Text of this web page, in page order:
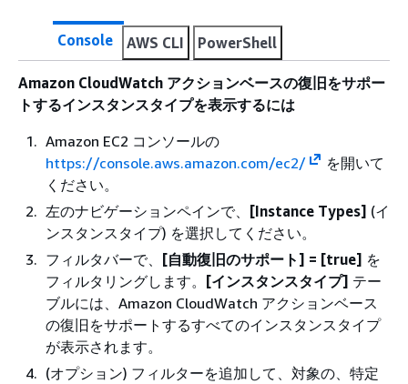
Console AWS CLI PowerShell
Amazon CloudWatch アクションベースの復旧をサポー
トするインスタンスタイプを表示するには
Amazon EC2 コンソールの
https://console.aws.amazon.com/ec2/
を開いて
ください。
左のナビゲーションペインで、 [Instance Types] (イ
ンスタンスタイプ) を選択してください。
フィルタバーで、 [自動復旧のサポート] = [true] を
フィルタリングします。 [インスタンスタイプ] テー
ブルには、Amazon CloudWatch アクションベース
の復旧をサポートするすべてのインスタンスタイプ
が表示されます。
(オプション) フィルターを追加して、対象の、特定